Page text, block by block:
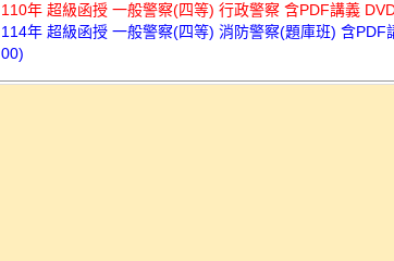
110年 超級函授 一般警察(四等) 行政警察 含PDF講義
114年 超級函授 一般警察(四等) 消防警察(題庫班) 含
00)